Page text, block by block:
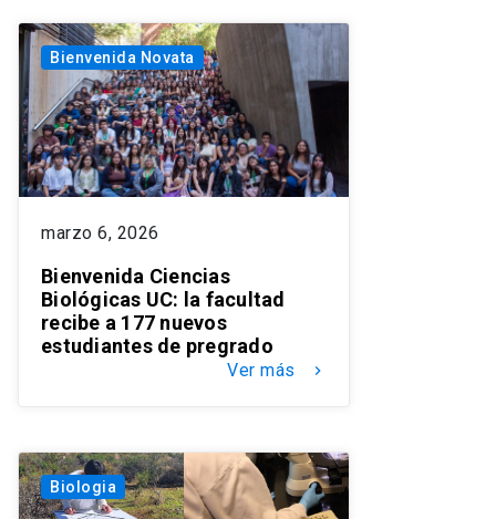
Bienvenida Novata
marzo 6, 2026
Bienvenida Ciencias
Biológicas UC: la facultad
recibe a 177 nuevos
estudiantes de pregrado
Ver más keyboard_arrow_right
Biologia